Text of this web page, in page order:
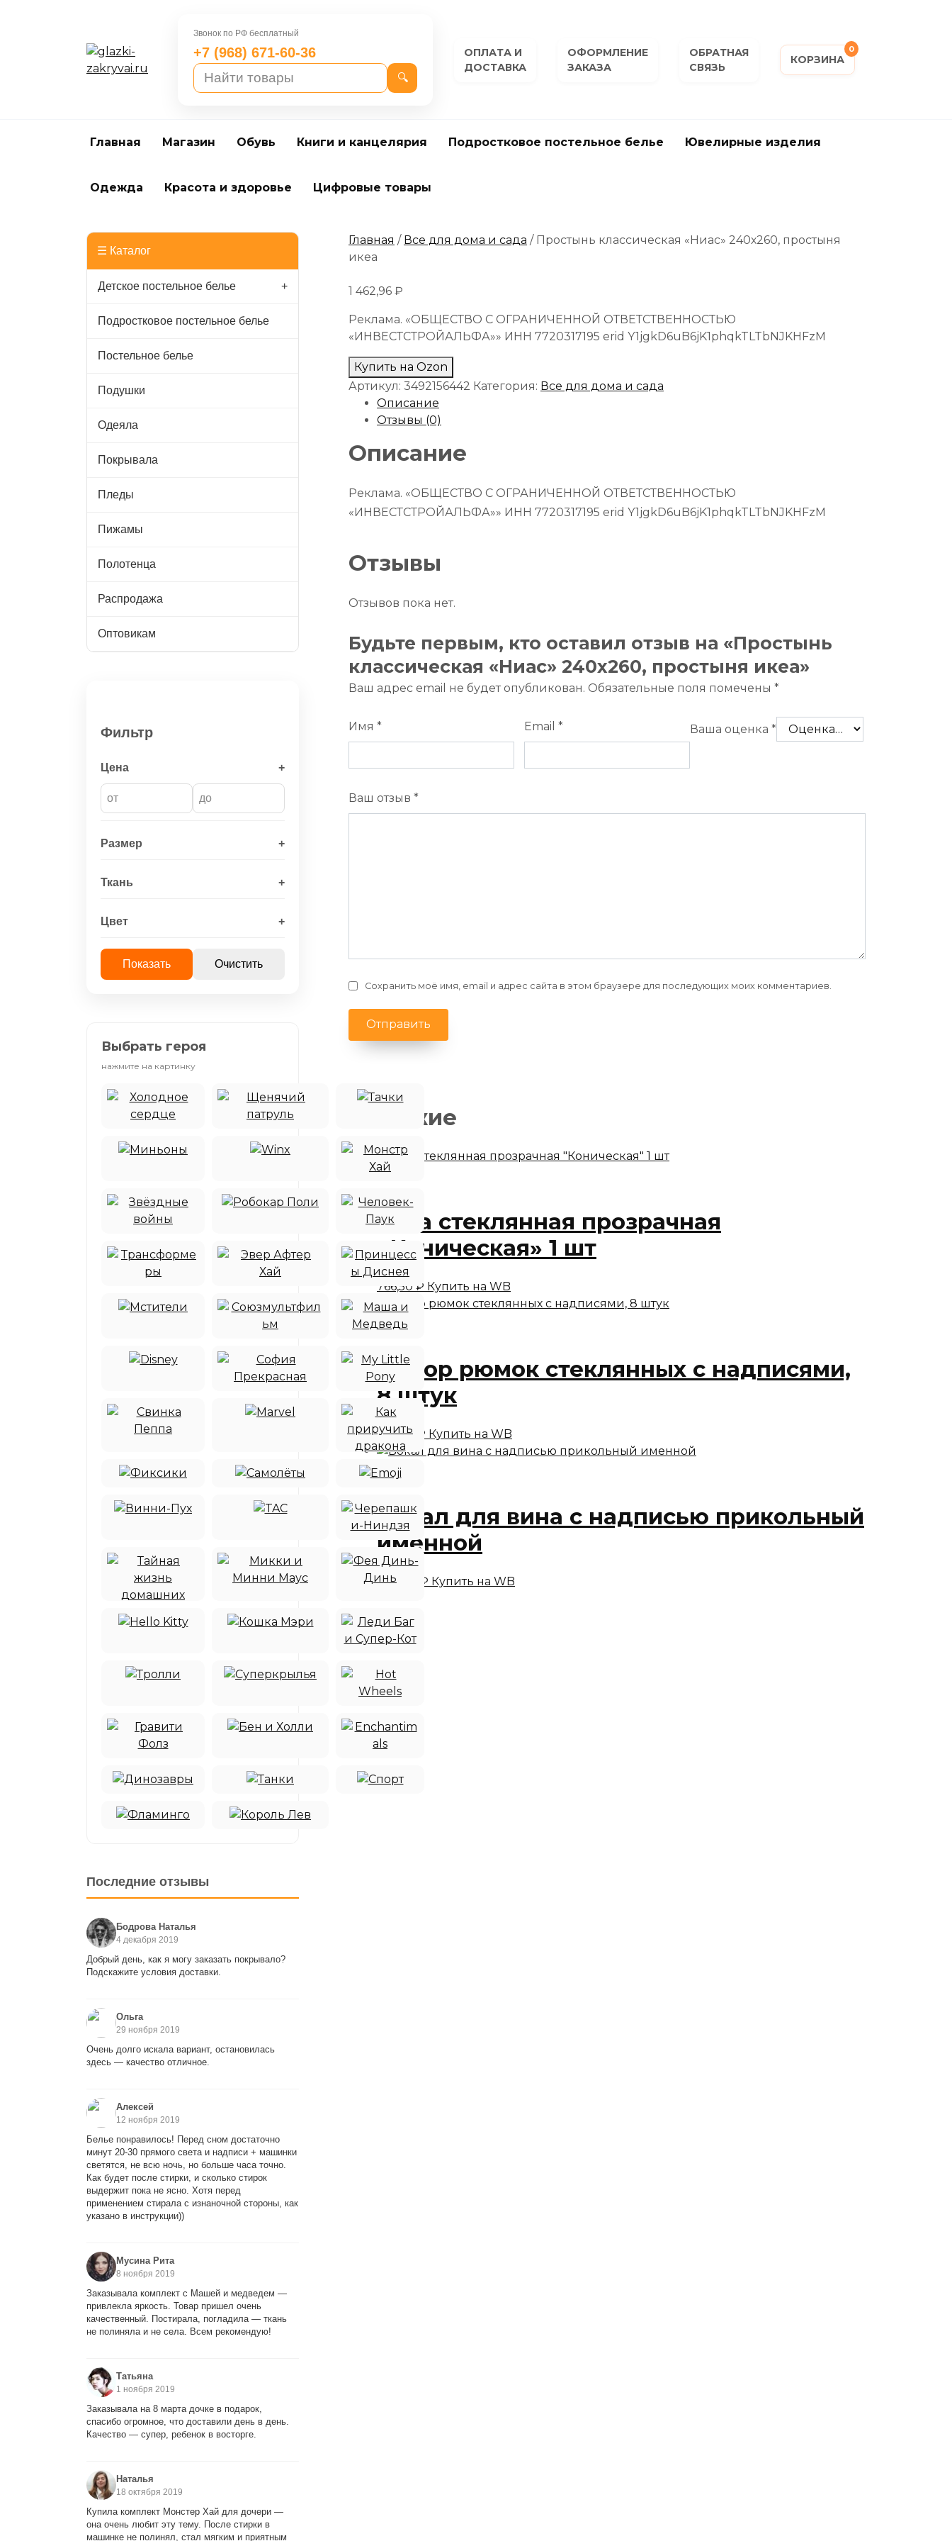
Звонок по РФ бесплатный
+7 (968) 671-60-36
🔍
ОПЛАТА И
ДОСТАВКА
ОФОРМЛЕНИЕ
ЗАКАЗА
ОБРАТНАЯ
СВЯЗЬ
КОРЗИНА
0
Главная Магазин Обувь Книги и канцелярия Подростковое постельное белье Ювелирные изделия
Одежда Красота и здоровье Цифровые товары
Главная / Все для дома и сада / Простынь классическая «Ниас» 240х260, простыня
икеа
1 462,96 ₽
Реклама. «ОБЩЕСТВО С ОГРАНИЧЕННОЙ ОТВЕТСТВЕННОСТЬЮ
«ИНВЕСТСТРОЙАЛЬФА»» ИНН 7720317195 erid Y1jgkD6uB6jK1phqkTLTbNJKHFzM
Купить на Ozon
Артикул: 3492156442 Категория: Все для дома и сада
Описание
Отзывы (0)
Описание
Реклама. «ОБЩЕСТВО С ОГРАНИЧЕННОЙ ОТВЕТСТВЕННОСТЬЮ
«ИНВЕСТСТРОЙАЛЬФА»» ИНН 7720317195 erid Y1jgkD6uB6jK1phqkTLTbNJKHFzM
Отзывы
Отзывов пока нет.
Будьте первым, кто оставил отзыв на «Простынь
классическая «Ниас» 240х260, простыня икеа»
Ваш адрес email не будет опубликован. Обязательные поля помечены *
Имя * Email* Ваша оценка *
Ваш отзыв *
Сохранить моё имя, email и адрес сайта в этом браузере для последующих моих комментариев.
Похожие
Ваза стеклянная прозрачная
«Коническая» 1 шт
766,50 ₽ Купить на WB
Набор рюмок стеклянных с надписями,
8 штук
525,00 ₽ Купить на WB
Бокал для вина с надписью прикольный
именной
840,00 ₽ Купить на WB
☰ Каталог
Детское постельное белье +
Подростковое постельное белье
Постельное белье
Подушки
Одеяла
Покрывала
Пледы
Пижамы
Полотенца
Распродажа
Оптовикам
Фильтр
Цена +
Размер +
Ткань +
Цвет +
Показать Очистить
Выбрать героя
нажмите на картинку
Последние отзывы
Бодрова Наталья
4 декабря 2019
Добрый день, как я могу заказать покрывало?
Подскажите условия доставки.
Ольга
29 ноября 2019
Очень долго искала вариант, остановилась
здесь — качество отличное.
Алексей
12 ноября 2019
Белье понравилось! Перед сном достаточно
минут 20-30 прямого света и надписи + машинки
светятся, не всю ночь, но больше часа точно.
Как будет после стирки, и сколько стирок
выдержит пока не ясно. Хотя перед
применением стирала с изнаночной стороны, как
указано в инструкции))
Мусина Рита
8 ноября 2019
Заказывала комплект с Машей и медведем —
привлекла яркость. Товар пришел очень
качественный. Постирала, погладила — ткань
не полиняла и не села. Всем рекомендую!
Татьяна
1 ноября 2019
Заказывала на 8 марта дочке в подарок,
спасибо огромное, что доставили день в день.
Качество — супер, ребенок в восторге.
Наталья
18 октября 2019
Купила комплект Монстер Хай для дочери —
она очень любит эту тему. После стирки в
машинке не полинял, стал мягким и приятным